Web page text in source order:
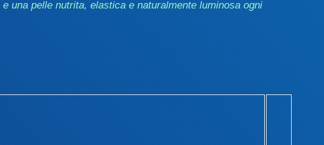
una pelle nutrita, elastica e naturalmente luminosa ogni